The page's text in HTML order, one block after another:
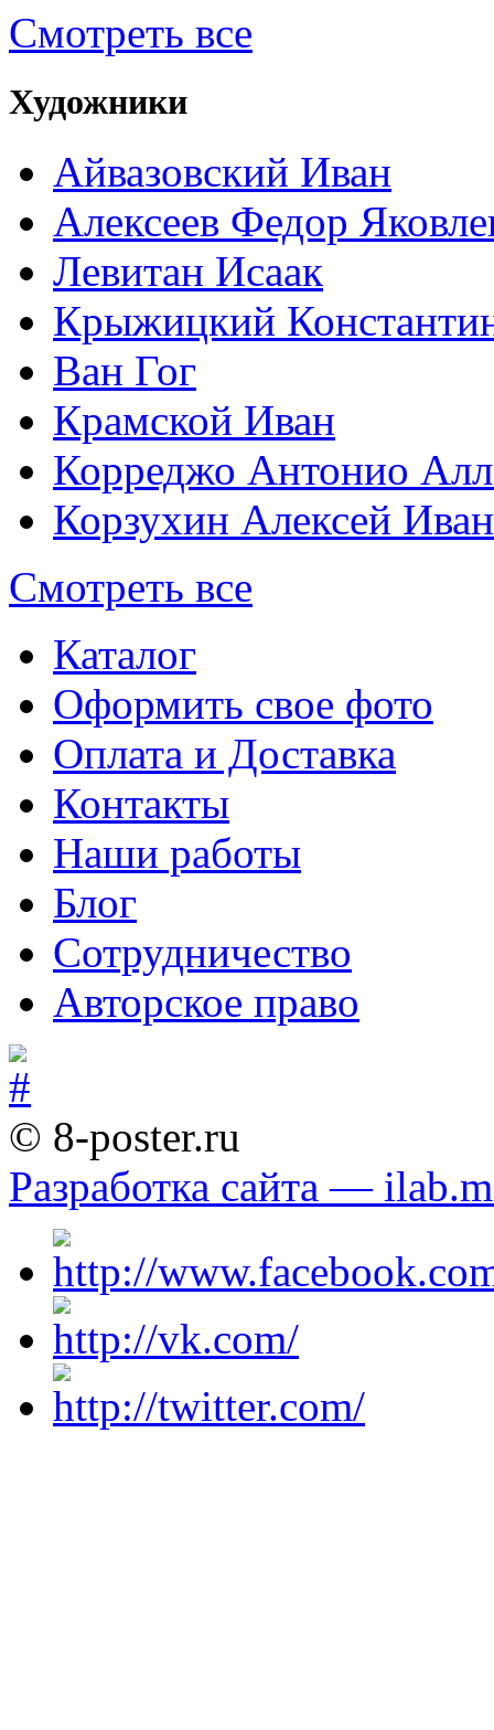
Смотреть все
Художники
Айвазовский Иван
Алексеев Федор
Левитан Исаак
Крыжицкий
Ван Гог
Крамской Иван
Корреджо Антонио
Корзухин Алексей
Смотреть все
Каталог
Оформить свое фото
Оплата и Доставка
Контакты
Наши работы
Блог
Сотрудничество
Авторское право
© 8-poster.ru
Разработка сайта —